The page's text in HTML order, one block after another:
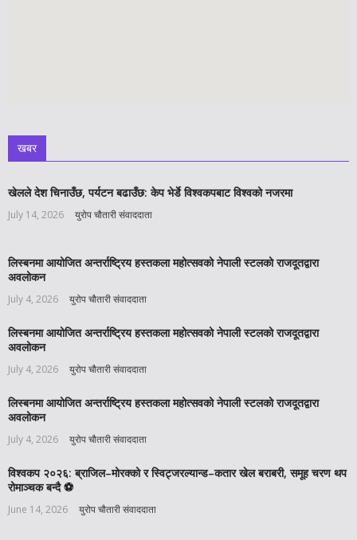
खबर
खेलले देश चिनाउँछ, पर्यटन बढाउँछ: केप भेर्डे विश्वकपबाट विश्वको नजरमा
July 14, 2026 युरोप चौतारी संवाददाता
लिस्बनमा आयोजित अन्तर्राष्ट्रिय हस्तकला महोत्सवको नेपाली स्टलको राजदूतद्वारा
अवलोकन
July 4, 2026 युरोप चौतारी संवाददाता
लिस्बनमा आयोजित अन्तर्राष्ट्रिय हस्तकला महोत्सवको नेपाली स्टलको राजदूतद्वारा
अवलोकन
July 4, 2026 युरोप चौतारी संवाददाता
लिस्बनमा आयोजित अन्तर्राष्ट्रिय हस्तकला महोत्सवको नेपाली स्टलको राजदूतद्वारा
अवलोकन
July 4, 2026 युरोप चौतारी संवाददाता
विश्वकप २०२६: ब्राजिल–मोरक्को र स्विट्जरल्यान्ड–कतार खेल बराबरी, समूह चरण थप
रोमाञ्चक बन्दै ⚽️
June 14, 2026 युरोप चौतारी संवाददाता